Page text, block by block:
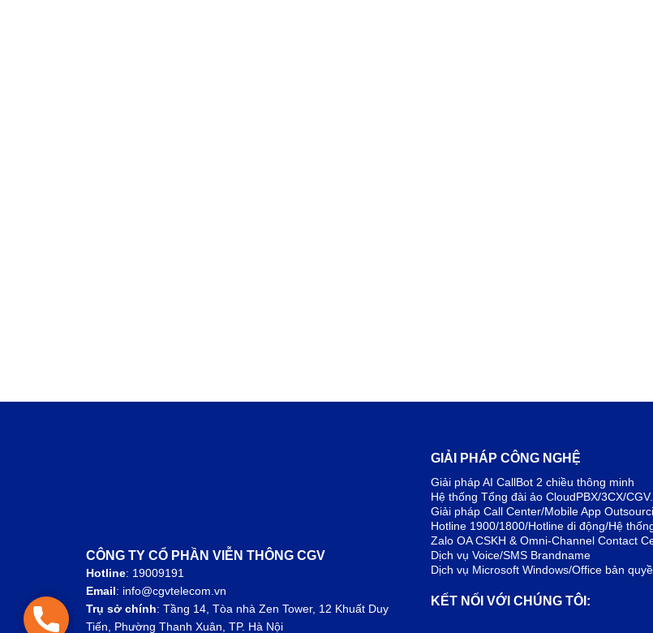
CÔNG TY CỔ PHẦN VIỄN THÔNG CGV
Hotline: 19009191
Email: info@cgvtelecom.vn
Trụ sở chính: Tầng 14, Tòa nhà Zen Tower, 12 Khuất Duy
Tiến, Phường Thanh Xuân, TP. Hà Nội
GIẢI PHÁP CÔNG NGHỆ
Giải pháp AI CallBot 2 chiều thông minh
Hệ thống Tổng đài ảo CloudPBX/3CX/
Giải pháp Call Center/Mobile App
Hotline 1900/1800/Hotline di động/Hệ
Zalo OA CSKH & Omni-Channel Contact
Dịch vụ Voice/SMS Brandname
Dịch vụ Microsoft Windows/Office bản
KẾT NỐI VỚI CHÚNG TÔI:
Hotline: 1900 9191